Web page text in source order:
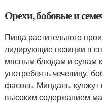
Орехи, бобовые и
Пища растительного
лидирующие позиции в
мясным блюдам и супам
употреблять чечевицу,
фасоль. Миндаль, кунжут
высоким содержанием